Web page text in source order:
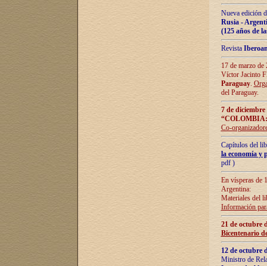
Nueva edición
Rusia -
(125 años de
Revista
17 de marzo
Víctor Jacinto
Paraguay.
del Paraguay.
7 de
Co-
Capítulos del
la economía y
pdf )
En vísperas de
Argentina:
Materiales del
Información
21 de octubre
Bicentenario
12 de octubre
Ministro de